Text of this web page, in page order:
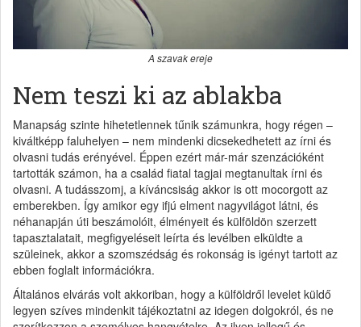
A szavak ereje
Nem teszi ki az ablakba
Manapság szinte hihetetlennek tűnik számunkra, hogy régen –
kiváltképp faluhelyen – nem mindenki dicsekedhetett az írni és
olvasni tudás erényével. Éppen ezért már-már szenzációként
tartották számon, ha a család fiatal tagjai megtanultak írni és
olvasni. A tudásszomj, a kíváncsiság akkor is ott mocorgott az
emberekben. Így amikor egy ifjú elment nagyvilágot látni, és
néhanapján úti beszámolóit, élményeit és külföldön szerzett
tapasztalatait, megfigyeléseit leírta és levélben elküldte a
szüleinek, akkor a szomszédság és rokonság is igényt tartott az
ebben foglalt információkra.
Általános elvárás volt akkoriban, hogy a külföldről levelet küldő
legyen szíves mindenkit tájékoztatni az idegen dolgokról, és ne